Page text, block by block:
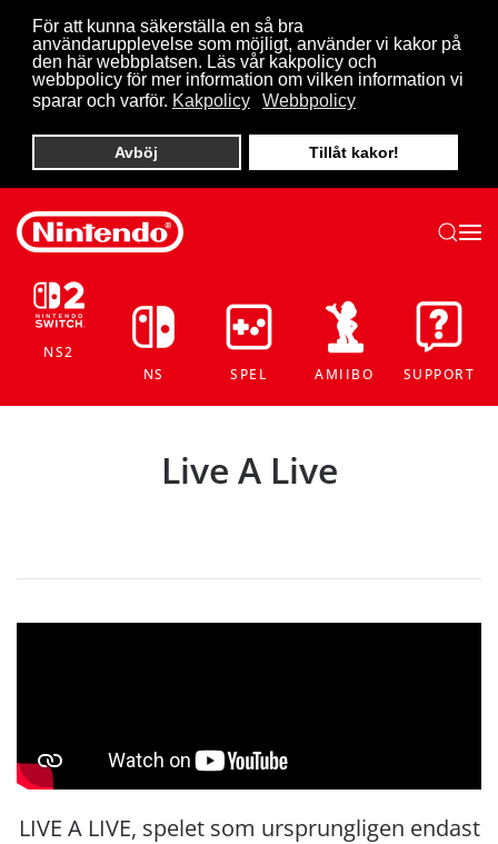
För att kunna säkerställa en så bra
användarupplevelse som möjligt, använder vi kakor på
den här webbplatsen. Läs vår kakpolicy och
webbpolicy för mer information om vilken information vi
sparar och varför. Kakpolicy Webbpolicy
Avböj Tillåt kakor!
Skip to main content
NS2
NS
SPEL AMIIBO SUPPORT
Live A Live
LIVE A LIVE, spelet som ursprungligen endast